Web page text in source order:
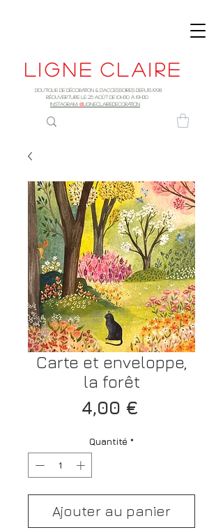
Ligne claire
Boutique de décoration & d'accessoires depuis 1998
RÉOUVERTURE LE 25 AOûT DE 10h30 à 19H30
INSTAGRAM: @LIGNECLAIREDECORATION
Carte et enveloppe,
la forêt
4,00 €
Quantité *
Ajouter au panier